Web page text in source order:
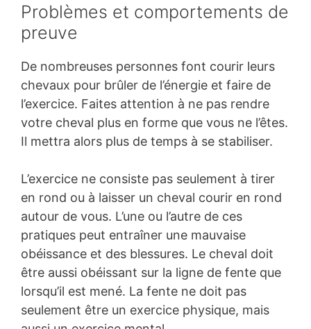
Problèmes et comportements de
preuve
De nombreuses personnes font courir leurs
chevaux pour brûler de l’énergie et faire de
l’exercice. Faites attention à ne pas rendre
votre cheval plus en forme que vous ne l’êtes.
Il mettra alors plus de temps à se stabiliser.
L’exercice ne consiste pas seulement à tirer
en rond ou à laisser un cheval courir en rond
autour de vous. L’une ou l’autre de ces
pratiques peut entraîner une mauvaise
obéissance et des blessures. Le cheval doit
être aussi obéissant sur la ligne de fente que
lorsqu’il est mené. La fente ne doit pas
seulement être un exercice physique, mais